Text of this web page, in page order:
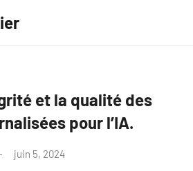
et la qualité des
pour l’IA.
juin 5, 2024